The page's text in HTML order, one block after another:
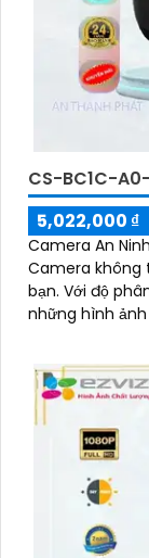
CS-BC1C-A0-
5,022,000 ₫
Camera An
Camera không
bạn. Với độ phân giải 2.0 MP, camera này cho bạn
những hình